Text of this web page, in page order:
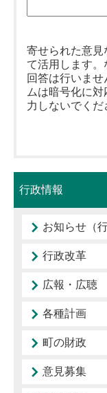
寄せられた意見
て活用します
回答は行いま
ムは暗号化に
力しないでくだ
行政情報
お知らせ（
行政改革
広報・広聴
各種計画
町の財政
意見募集